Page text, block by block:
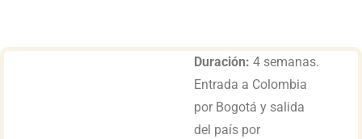
Duración: 4 semanas.
Entrada a Colombia
por Bogotá y salida
del país por